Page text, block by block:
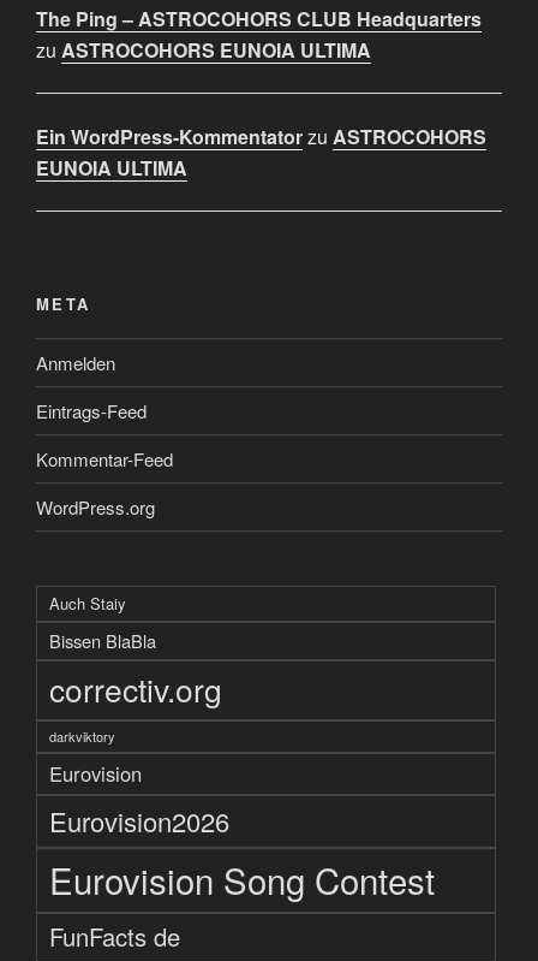
The Ping – ASTROCOHORS CLUB Headquarters
zu ASTROCOHORS EUNOIA ULTIMA
Ein WordPress-Kommentatorzu ASTROCOHORS
EUNOIA ULTIMA
META
Anmelden
Eintrags-Feed
Kommentar-Feed
WordPress.org
Auch Staiy
Bissen BlaBla
correctiv.org
darkviktory
Eurovision
Eurovision2026
Eurovision Song Contest
FunFacts de